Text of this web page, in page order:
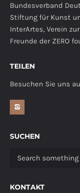
Bundesverband
Stiftung für Kunst
InterArtes, Verein
Freunde der ZERO
TEILEN
Besuchen Sie uns
SUCHEN
KONTAKT